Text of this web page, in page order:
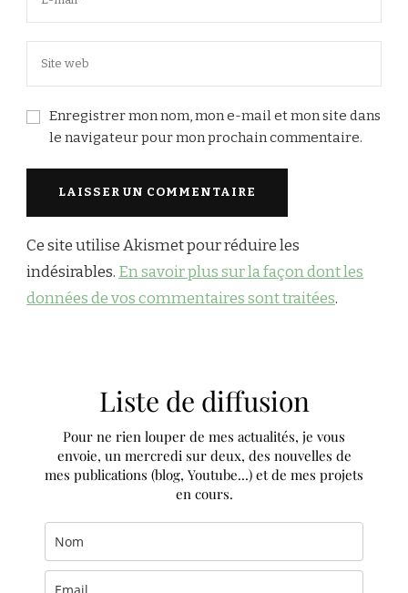
Enregistrer mon nom, mon e-mail et mon site dans
le navigateur pour mon prochain commentaire.
Ce site utilise Akismet pour réduire les
indésirables. En savoir plus sur la façon dont les
données de vos commentaires sont traitées.
Liste de diffusion
Pour ne rien louper de mes actualités, je vous
envoie, un mercredi sur deux, des nouvelles de
mes publications (blog, Youtube...) et de mes projets
en cours.